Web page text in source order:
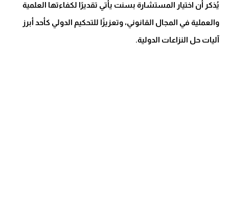
يُذكر أن اختيار المستشارة بسنت يأتي تقديرًا لكفاءتها العلمية
والعملية في المجال القانوني، وتعزيزًا للتحكيم الدولي كأحد أبرز
آليات حل النزاعات الدولية.